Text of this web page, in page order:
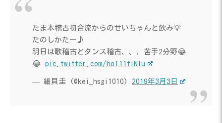
たま本稽古初合流からのせいちゃんと飲み💡
たのしかたー♪
明日は歌稽古とダンス稽古、、、苦手2分野😂
😂 pic.twitter.com/hoT11fiNlu
— 細貝圭 (@kei_hsgi1010) 2019年3月3日